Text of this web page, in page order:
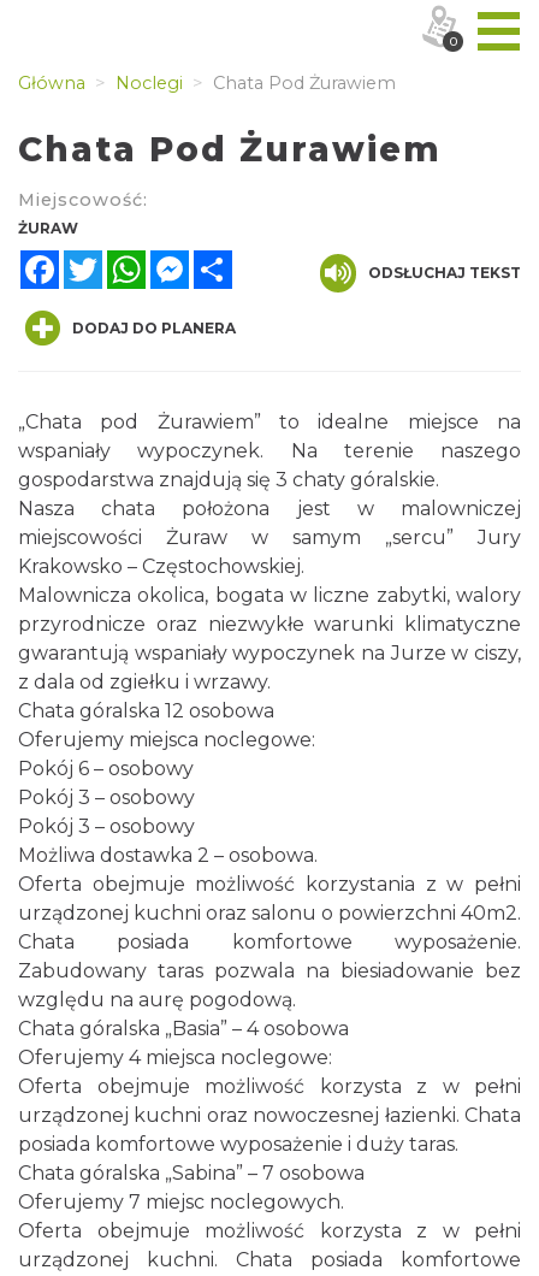
Główna Noclegi Chata Pod Żurawiem
Chata Pod Żurawiem
Miejscowość:
ŻURAW
FacebookTwitterWhatsAppMessenger
ODSŁUCHAJ TEKST
DODAJ DO PLANERA
„Chata pod Żurawiem” to idealne miejsce na
wspaniały wypoczynek. Na terenie naszego
gospodarstwa znajdują się 3 chaty góralskie.
Nasza chata położona jest w malowniczej
miejscowości Żuraw w samym „sercu” Jury
Krakowsko – Częstochowskiej.
Malownicza okolica, bogata w liczne zabytki, walory
przyrodnicze oraz niezwykłe warunki klimatyczne
gwarantują wspaniały wypoczynek na Jurze w ciszy,
z dala od zgiełku i wrzawy.
Chata góralska 12 osobowa
Oferujemy miejsca noclegowe:
Pokój 6 – osobowy
Pokój 3 – osobowy
Pokój 3 – osobowy
Możliwa dostawka 2 – osobowa.
Oferta obejmuje możliwość korzystania z w pełni
urządzonej kuchni oraz salonu o powierzchni 40m2.
Chata posiada komfortowe wyposażenie.
Zabudowany taras pozwala na biesiadowanie bez
względu na aurę pogodową.
Chata góralska „Basia” – 4 osobowa
Oferujemy 4 miejsca noclegowe:
Oferta obejmuje możliwość korzysta z w pełni
urządzonej kuchni oraz nowoczesnej łazienki. Chata
posiada komfortowe wyposażenie i duży taras.
Chata góralska „Sabina” – 7 osobowa
Oferujemy 7 miejsc noclegowych.
Oferta obejmuje możliwość korzysta z w pełni
urządzonej kuchni. Chata posiada komfortowe
0